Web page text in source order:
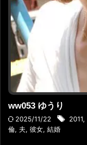
ww053 ゆうり
2025/11/22 2011,
倫, 夫, 彼女, 結婚